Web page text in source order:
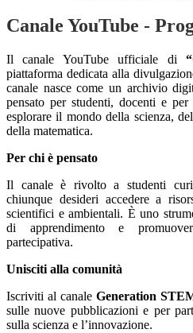
Canale YouTube -
Il canale YouTube ufficiale di
piattaforma dedicata alla
canale nasce come un archivio
pensato per studenti, docenti e
esplorare il mondo della scienza,
della matematica.
Per chi è pensato
Il canale è rivolto a studenti
chiunque desideri accedere a
scientifici e ambientali. È uno
di apprendimento e
partecipativa.
Unisciti alla comunità
Iscriviti al canale Generation
sulle nuove pubblicazioni e per
sulla scienza e l’innovazione.